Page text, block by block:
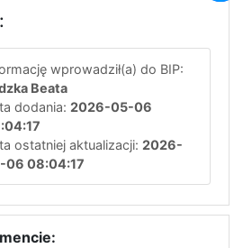
wprowadził(a) do BIP:
Beata
dodania: 2026-05-06
ostatniej aktualizacji: 2026-
06 08:04:17